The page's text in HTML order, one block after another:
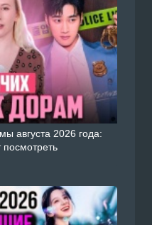
августа 2026 года:
посмотреть